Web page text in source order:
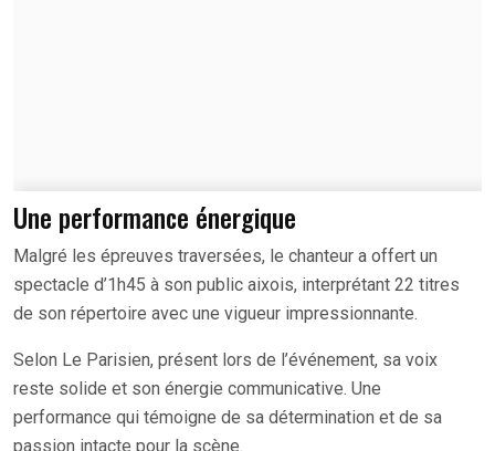
Une performance énergique
Malgré les épreuves traversées, le chanteur a offert un
spectacle d’1h45 à son public aixois, interprétant 22 titres
de son répertoire avec une vigueur impressionnante.
Selon Le Parisien, présent lors de l’événement, sa voix
reste solide et son énergie communicative. Une
performance qui témoigne de sa détermination et de sa
passion intacte pour la scène.